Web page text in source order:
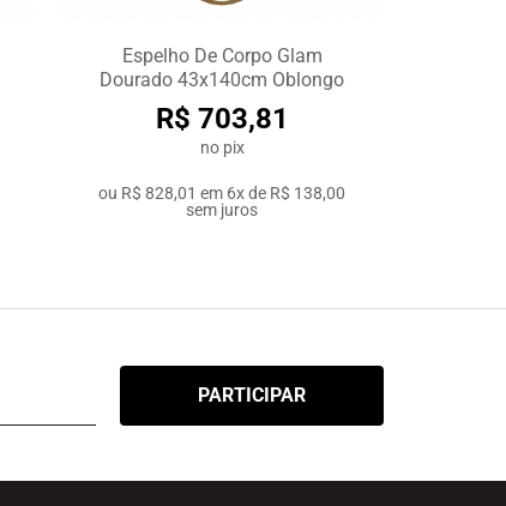
Espelho De Corpo Glam
Dourado 43x140cm Oblongo
R$ 703,81
no pix
ou R$ 828,01 em 6x de R$ 138,00
sem juros